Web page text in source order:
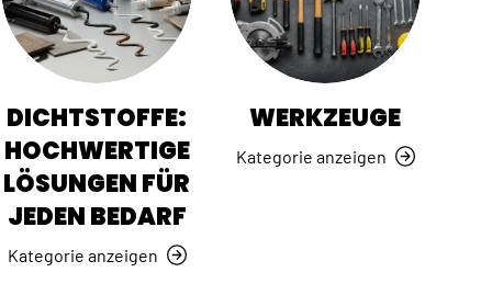
DICHTSTOFFE:
HOCHWERTIGE
LÖSUNGEN FÜR
JEDEN BEDARF
Kategorie anzeigen
WERKZEUGE
Kategorie anzeigen